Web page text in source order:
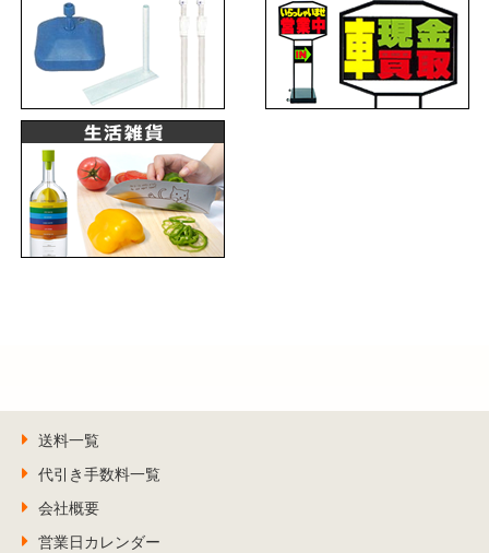
送料一覧
代引き手数料一覧
会社概要
営業日カレンダー